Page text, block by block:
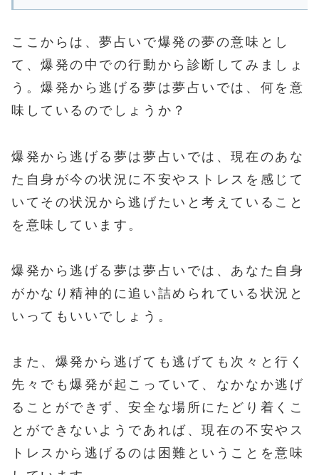
ここからは、夢占いで爆発の夢の意味とし
て、爆発の中での行動から診断してみましょ
う。爆発から逃げる夢は夢占いでは、何を意
味しているのでしょうか？
爆発から逃げる夢は夢占いでは、現在のあな
た自身が今の状況に不安やストレスを感じて
いてその状況から逃げたいと考えていること
を意味しています。
爆発から逃げる夢は夢占いでは、あなた自身
がかなり精神的に追い詰められている状況と
いってもいいでしょう。
また、爆発から逃げても逃げても次々と行く
先々でも爆発が起こっていて、なかなか逃げ
ることができず、安全な場所にたどり着くこ
とができないようであれば、現在の不安やス
トレスから逃げるのは困難ということを意味